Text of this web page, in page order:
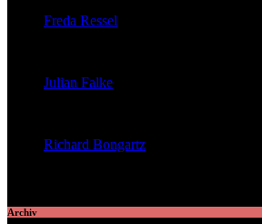
Freda Ressel
Julian Falke
Richard Bongartz
Archiv